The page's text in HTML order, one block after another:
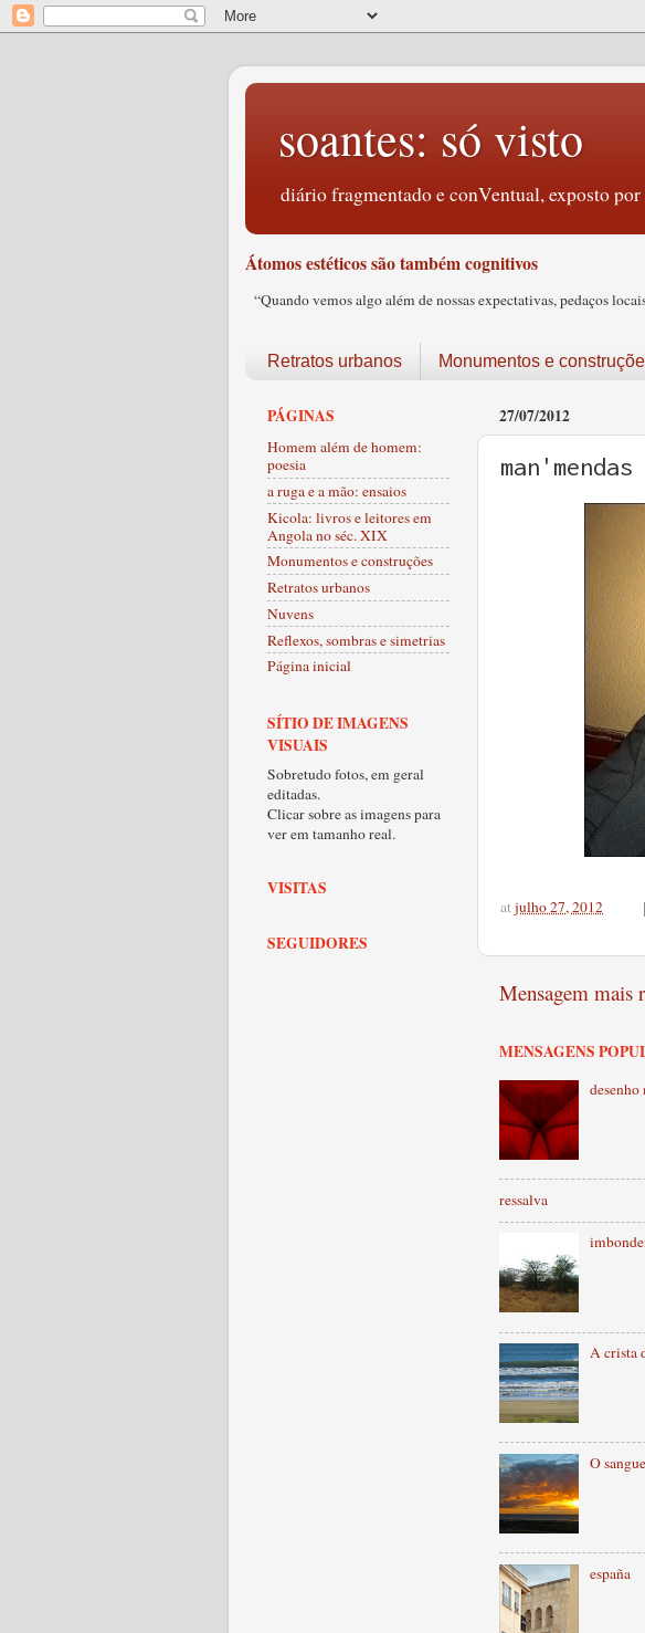
soantes: só visto
diário fragmentado e conVentual, exposto
Átomos estéticos são também cognitivos
“Quando vemos algo além de nossas expectativas, pedaços
Retratos urbanos Monumentos e
27/07/2012
atjulho 27, 2012
Mensagem mais
MENSAGENS
ressalva
A crista
O
españa
PÁGINAS
Homem além de homem:
poesia
a ruga e a mão: ensaios
Kicola: livros e leitores em
Angola no séc. XIX
Monumentos e construções
Retratos urbanos
Nuvens
Reflexos, sombras e simetrias
Página inicial
SÍTIO DE IMAGENS
VISUAIS
Sobretudo fotos, em geral
editadas.
Clicar sobre as imagens para
ver em tamanho real.
VISITAS
SEGUIDORES